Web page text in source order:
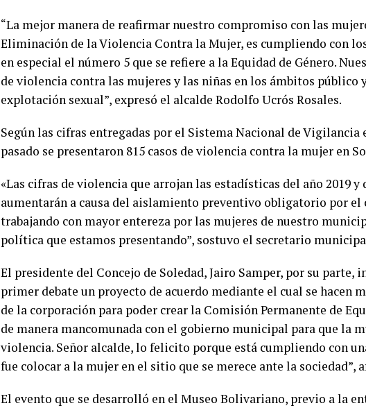
“La mejor manera de reafirmar nuestro compromiso con las
Eliminación de la Violencia Contra la Mujer, es cumpliendo con
en especial el número 5 que se refiere a la Equidad de Género.
de violencia contra las mujeres y las niñas en los ámbitos
explotación sexual”, expresó el alcalde Rodolfo Ucrós Rosales.
Según las cifras entregadas por el Sistema Nacional de Vigilancia
pasado se presentaron 815 casos de violencia contra la mujer en
«Las cifras de violencia que arrojan las estadísticas del año 2019 y
aumentarán a causa del aislamiento preventivo obligatorio por el
trabajando con mayor entereza por las mujeres de nuestro
política que estamos presentando”, sostuvo el secretario
El presidente del Concejo de Soledad, Jairo Samper, por su parte,
primer debate un proyecto de acuerdo mediante el cual se hacen
de la corporación para poder crear la Comisión Permanente de
de manera mancomunada con el gobierno municipal para que la
violencia. Señor alcalde, lo felicito porque está cumpliendo con
fue colocar a la mujer en el sitio que se merece ante la sociedad”,
El evento que se desarrolló en el Museo Bolivariano, previo a la